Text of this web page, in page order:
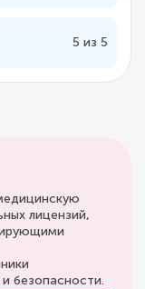
5 из 5
лицензий,
безопасности.